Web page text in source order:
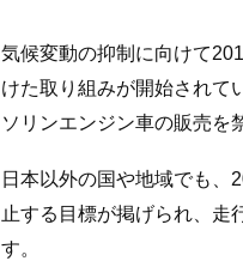
気候変動の抑制に向けて
けた取り組みが開始されて
ソリンエンジン車の販売を
日本以外の国や地域でも、
止する目標が掲げられ、走
す。